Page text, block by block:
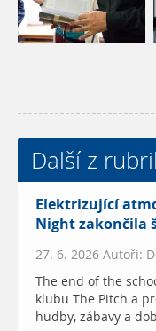
Další z
Elektrizující
Night zakončila
27. 6. 2026 Autoři:
The end of the
klubu The Pitch a
hudby, zábavy a